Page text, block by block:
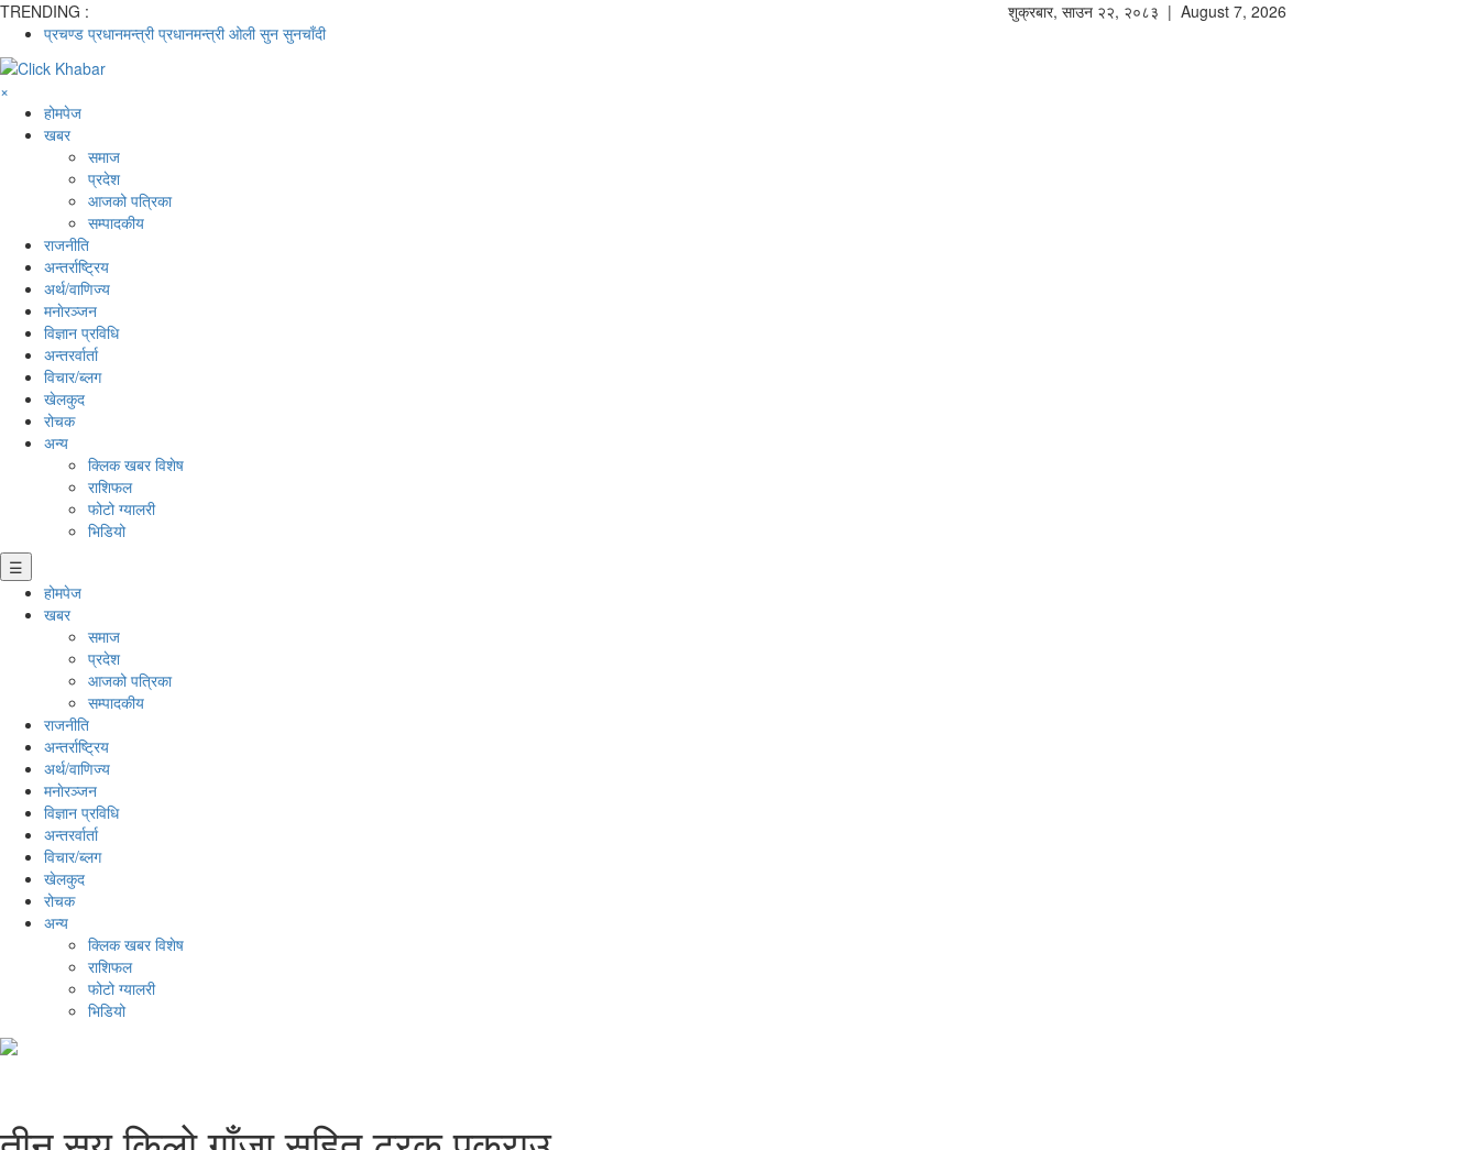
TRENDING :
प्रचण्ड प्रधानमन्त्री प्रधानमन्त्री ओली सुन सुनचाँदी
शुक्रबार, साउन २२, २०८३ | August 7, 2026
×
होमपेज
खबर
समाज
प्रदेश
आजको पत्रिका
सम्पादकीय
राजनीति
अन्तर्राष्ट्रिय
अर्थ/वाणिज्य
मनाेरञ्जन
विज्ञान प्रविधि
अन्तरर्वार्ता
विचार/ब्लग
खेलकुद
रोचक
अन्य
क्लिक खबर विशेष
राशिफल
फोटो ग्यालरी
भिडियो
☰
होमपेज
खबर
समाज
प्रदेश
आजको पत्रिका
सम्पादकीय
राजनीति
अन्तर्राष्ट्रिय
अर्थ/वाणिज्य
मनाेरञ्जन
विज्ञान प्रविधि
अन्तरर्वार्ता
विचार/ब्लग
खेलकुद
रोचक
अन्य
क्लिक खबर विशेष
राशिफल
फोटो ग्यालरी
भिडियो